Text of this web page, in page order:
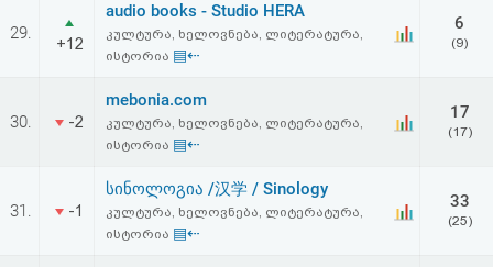
29.
+12
audio books - Studio HERA
კულტურა, ხელოვნება, ლიტერატურა,
ისტორია ▤⇠
6
(9)
30. -2
mebonia.com
კულტურა, ხელოვნება, ლიტერატურა,
ისტორია ▤⇠
17
(17)
31. -1
სინოლოგია /汉学 / Sinology
კულტურა, ხელოვნება, ლიტერატურა,
ისტორია ▤⇠
33
(25)